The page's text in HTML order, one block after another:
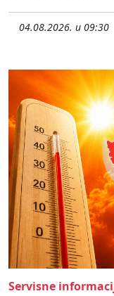
04.08.2026. u 09:30
Servisne